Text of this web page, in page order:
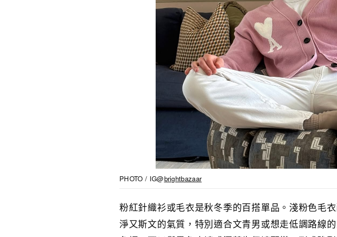
PHOTO / IG@brightbazaar
粉紅針織衫或毛衣是秋冬季的百搭單品。淺粉色毛
淨又斯文的氣質，特別適合文青男或想走低調路線